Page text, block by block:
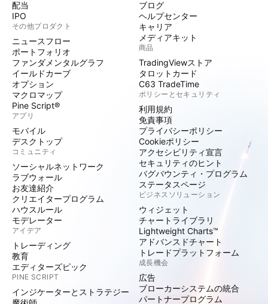
配当
IPO
その他プロダクト
ニュースフロー
ポートフォリオ
ファンダメンタルグラフ
イールドカーブ
オプション
マクロマップ
Pine Script®
アプリ
モバイル
デスクトップ
コミュニティ
ソーシャルネットワーク
ラブウォール
お友達紹介
クリエイタープログラム
ハウスルール
モデレーター
アイデア
トレーディング
教育
エディターズピック
PINE SCRIPT
インジケーターとストラテジー
ブログ
ヘルプセンター
キャリア
メディアキット
商品
TradingViewストア
タロットカード
C63 TradeTime
ポリシーとセキュリティ
利用規約
免責事項
プライバシーポリシー
Cookieポリシー
アクセシビリティ宣言
セキュリティのヒント
バグバウンティ・プログラム
ステータスページ
ビジネスソリューション
ウィジェット
チャートライブラリ
Lightweight Charts™
アドバンスドチャート
トレードプラットフォーム
成長機会
広告
ブローカーシステムの統合
パートナープログラム